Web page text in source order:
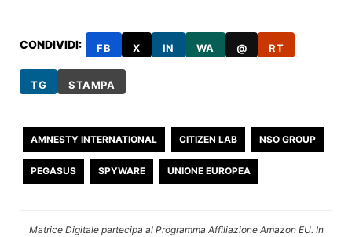
CONDIVIDI: FB X IN WA @ RT
TG STAMPA
AMNESTY INTERNATIONAL CITIZEN LAB NSO GROUP
PEGASUS SPYWARE UNIONE EUROPEA
Matrice Digitale partecipa al Programma Affiliazione Amazon EU. In